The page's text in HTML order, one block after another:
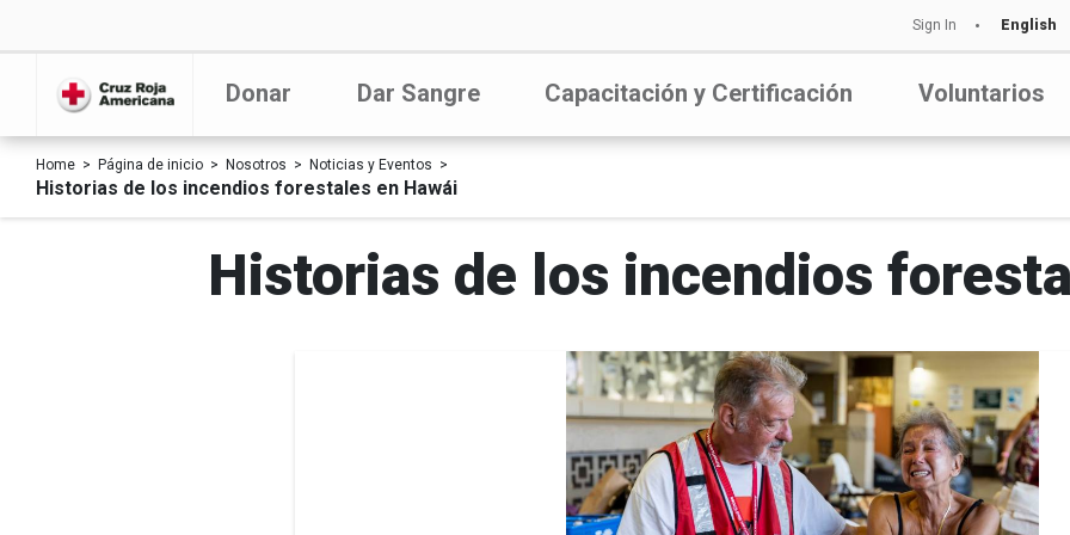
Sign In English
Donar Dar Sangre Capacitación y Certificación Voluntarios
Home Página de inicio Nosotros Noticias y Eventos
Historias de los incendios forestales en Hawái
Historias de los incendios